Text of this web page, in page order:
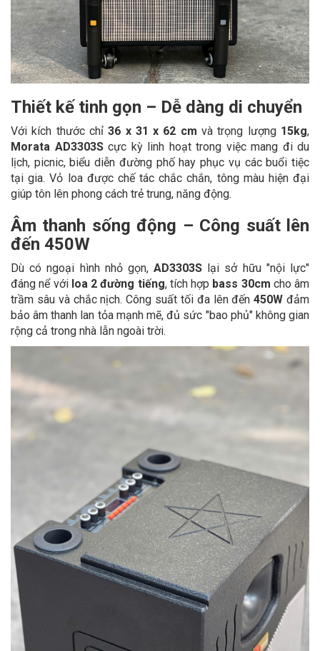
Thiết kế tinh gọn – Dễ dàng di chuyển
Với kích thước chỉ36 x 31 x 62 cm và trọng lượng 15kg,
Morata AD3303Scực kỳ linh hoạt trong việc mang đi du
lịch, picnic, biểu diễn đường phố hay phục vụ các buổi tiệc
tại gia. Vỏ loa được chế tác chắc chắn, tông màu hiện đại
giúp tôn lên phong cách trẻ trung, năng động.
Âm thanh sống động – Công suất lên
đến 450W
Dù có ngoại hình nhỏ gọn,AD3303S lại sở hữu "nội lực"
đáng nể với loa 2 đường tiếng, tích hợp bass 30cm cho âm
trầm sâu và chắc nịch. Công suất tối đa lên đến450W đảm
bảo âm thanh lan tỏa mạnh mẽ, đủ sức "bao phủ" không gian
rộng cả trong nhà lẫn ngoài trời.